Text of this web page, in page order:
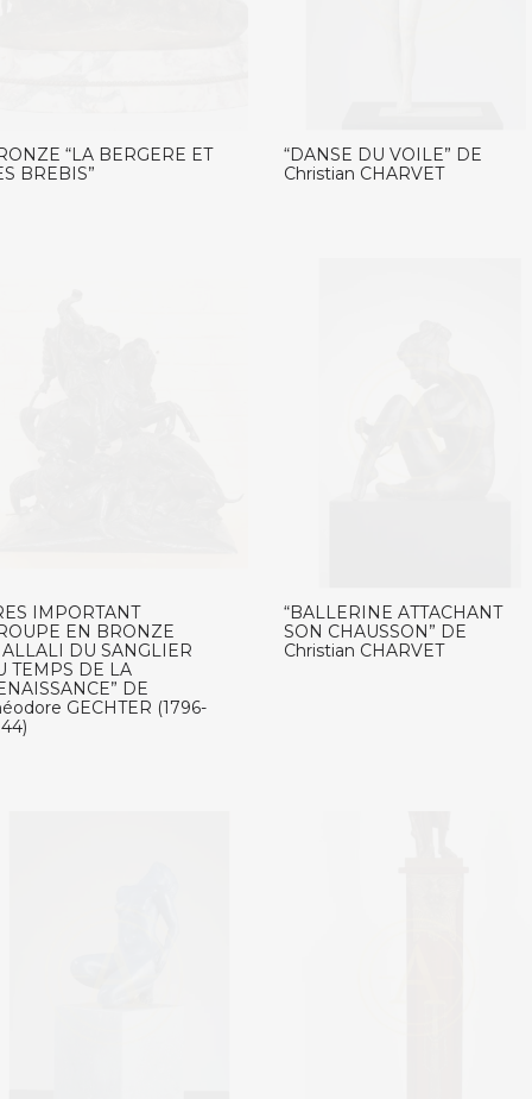
“LA BERGERE ET
BREBIS”
“DANSE DU VOILE” DE
Christian CHARVET
IMPORTANT
EN BRONZE
DU SANGLIER
TEMPS DE LA
DE
GECHTER (1796-
“BALLERINE ATTACHANT
SON CHAUSSON” DE
Christian CHARVET